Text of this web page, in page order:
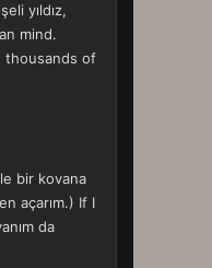
yıldız,
mind.
thousands of
bir kovana
açarım.) If I
da